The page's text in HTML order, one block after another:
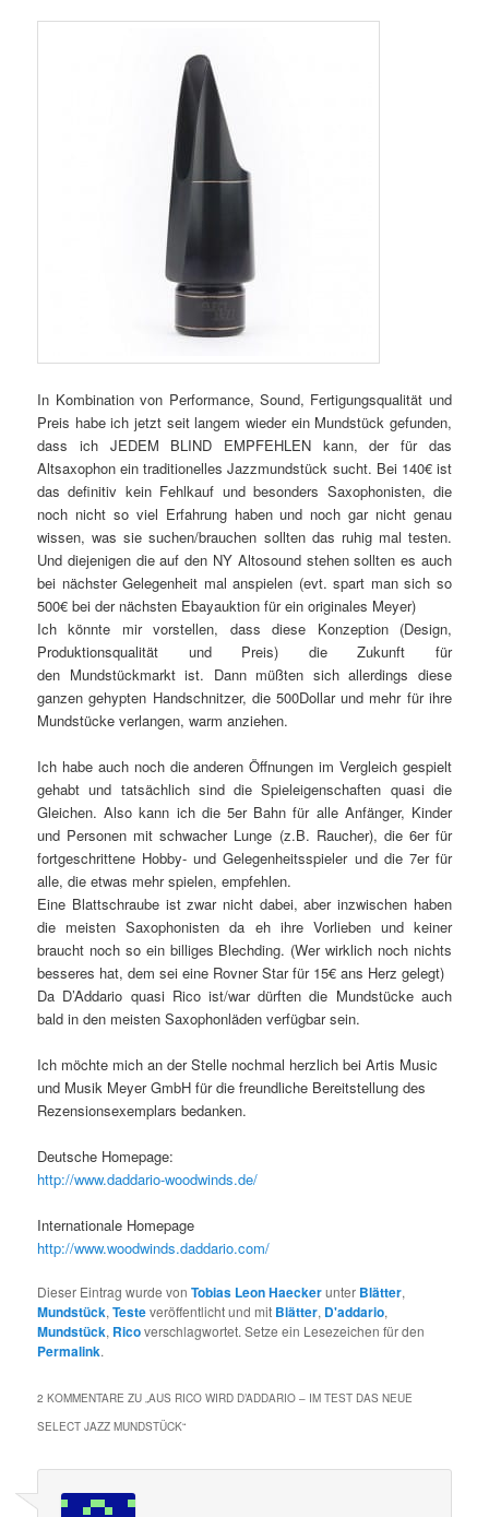
In Kombination von Performance, Sound, Fertigungsqualität und
Preis habe ich jetzt seit langem wieder ein Mundstück gefunden,
dass ich JEDEM BLIND EMPFEHLEN kann, der für das
Altsaxophon ein traditionelles Jazzmundstück sucht. Bei 140€ ist
das definitiv kein Fehlkauf und besonders Saxophonisten, die
noch nicht so viel Erfahrung haben und noch gar nicht genau
wissen, was sie suchen/brauchen sollten das ruhig mal testen.
Und diejenigen die auf den NY Altosound stehen sollten es auch
bei nächster Gelegenheit mal anspielen (evt. spart man sich so
500€ bei der nächsten Ebayauktion für ein originales Meyer)
Ich könnte mir vorstellen, dass diese Konzeption (Design,
Produktionsqualität und Preis) die Zukunft für
den Mundstückmarkt ist. Dann müßten sich allerdings diese
ganzen gehypten Handschnitzer, die 500Dollar und mehr für ihre
Mundstücke verlangen, warm anziehen.
Ich habe auch noch die anderen Öffnungen im Vergleich gespielt
gehabt und tatsächlich sind die Spieleigenschaften quasi die
Gleichen. Also kann ich die 5er Bahn für alle Anfänger, Kinder
und Personen mit schwacher Lunge (z.B. Raucher), die 6er für
fortgeschrittene Hobby- und Gelegenheitsspieler und die 7er für
alle, die etwas mehr spielen, empfehlen.
Eine Blattschraube ist zwar nicht dabei, aber inzwischen haben
die meisten Saxophonisten da eh ihre Vorlieben und keiner
braucht noch so ein billiges Blechding. (Wer wirklich noch nichts
besseres hat, dem sei eine Rovner Star für 15€ ans Herz gelegt)
Da D’Addario quasi Rico ist/war dürften die Mundstücke auch
bald in den meisten Saxophonläden verfügbar sein.
Ich möchte mich an der Stelle nochmal herzlich bei Artis Music
und Musik Meyer GmbH für die freundliche Bereitstellung des
Rezensionsexemplars bedanken.
Deutsche Homepage:
http://www.daddario-woodwinds.de/
Internationale Homepage
http://www.woodwinds.daddario.com/
Dieser Eintrag wurde vonTobias Leon Haeckerunter Blätter,
Mundstück,Testeveröffentlicht und mit Blätter, D'addario,
Mundstück, Ricoverschlagwortet. Setze ein Lesezeichen für den
Permalink.
2 KOMMENTARE ZU „AUS RICO WIRD D’ADDARIO – IM TEST DAS NEUE
SELECT JAZZ MUNDSTÜCK“